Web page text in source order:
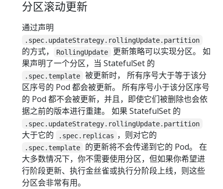
分区滚动更新
通过声明
.spec.updateStrategy.rollingUpdate.partition
的方式， RollingUpdate
更新策略可以实现分区。 如
果声明了一个分区，当 StatefulSet 的
.spec.template
被更新时， 所有序号大于等于该分
区序号的 Pod 都会被更新。 所有序号小于该分区序号
的 Pod 都不会被更新，并且，即使它们被删除也会依
据之前的版本进行重建。 如果 StatefulSet 的
.spec.updateStrategy.rollingUpdate.partition
大于它的 .spec.replicas ，则对它的
.spec.template
的更新将不会传递到它的 Pod。 在
大多数情况下，你不需要使用分区，但如果你希望进
行阶段更新、执行金丝雀或执行分阶段上线，则这些
分区会非常有用。